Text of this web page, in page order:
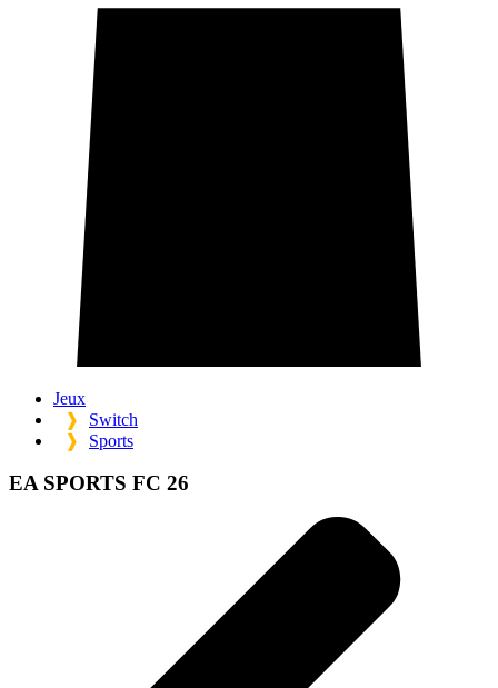
Jeux
❱
Switch
❱
Sports
EA SPORTS FC 26